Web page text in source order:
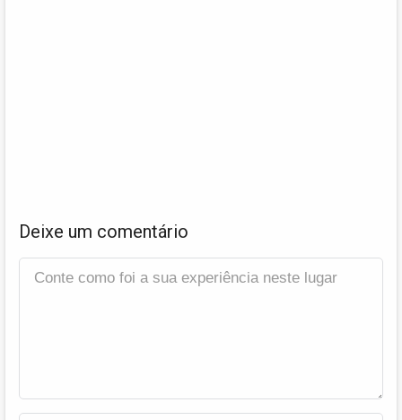
Deixe um comentário